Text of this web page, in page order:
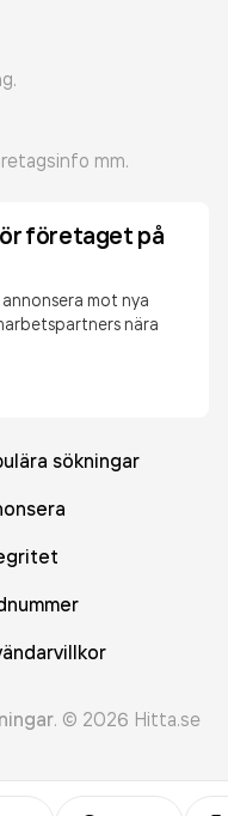
mm.
företaget på
mot nya
nära
sökningar
. © 2026 Hitta.se